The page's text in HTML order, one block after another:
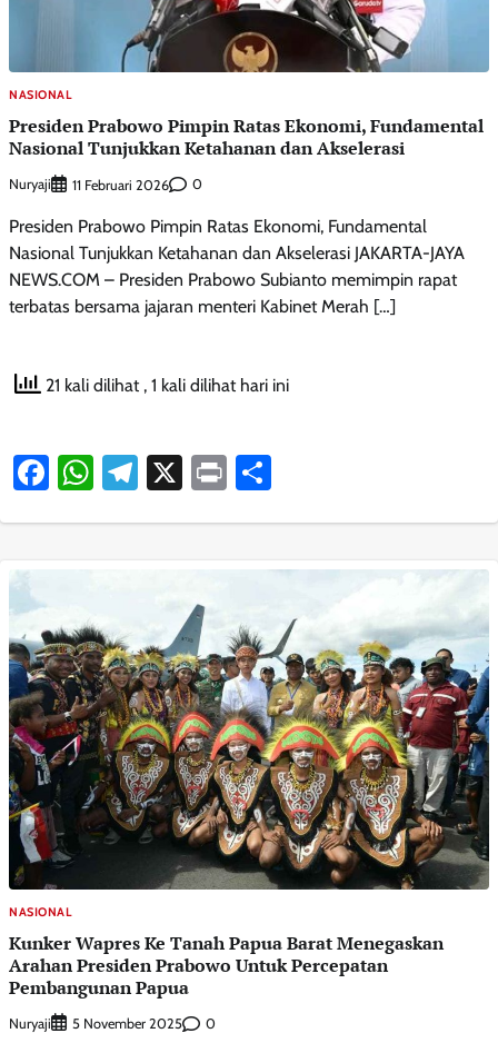
NASIONAL
Presiden Prabowo Pimpin Ratas Ekonomi, Fundamental
Nasional Tunjukkan Ketahanan dan Akselerasi
Nuryaji 11 Februari 2026 0
Presiden Prabowo Pimpin Ratas Ekonomi, Fundamental
Nasional Tunjukkan Ketahanan dan Akselerasi JAKARTA-JAYA
NEWS.COM – Presiden Prabowo Subianto memimpin rapat
terbatas bersama jajaran menteri Kabinet Merah […]
21 kali dilihat , 1 kali dilihat hari ini
Facebook
WhatsApp
Telegram
X Print
NASIONAL
Kunker Wapres Ke Tanah Papua Barat Menegaskan
Arahan Presiden Prabowo Untuk Percepatan
Pembangunan Papua
Nuryaji 5 November 2025 0